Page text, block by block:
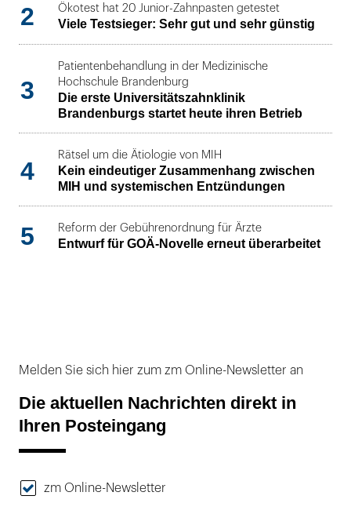
2 Ökotest hat 20 Junior-Zahnpasten getestet
Viele Testsieger: Sehr gut und sehr günstig
3
Patientenbehandlung in der Medizinische
Hochschule Brandenburg
Die erste Universitätszahnklinik
Brandenburgs startet heute ihren Betrieb
4
Rätsel um die Ätiologie von MIH
Kein eindeutiger Zusammenhang zwischen
MIH und systemischen Entzündungen
5 Reform der Gebührenordnung für Ärzte
Entwurf für GOÄ-Novelle erneut überarbeitet
Melden Sie sich hier zum zm Online-Newsletter an
Die aktuellen Nachrichten direkt in
Ihren Posteingang
zm Online-Newsletter